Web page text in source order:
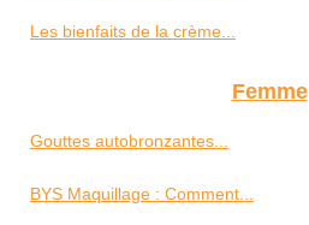
Les bienfaits de la crème...
Femme
Gouttes autobronzantes...
BYS Maquillage : Comment...